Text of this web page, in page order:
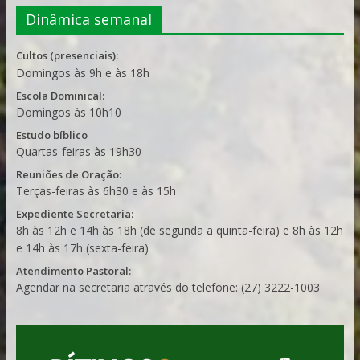
Dinâmica semanal
Cultos (presenciais):
Domingos às 9h e às 18h
Escola Dominical:
Domingos às 10h10
Estudo bíblico
Quartas-feiras às 19h30
Reuniões de Oração:
Terças-feiras às 6h30 e às 15h
Expediente Secretaria:
8h às 12h e 14h às 18h (de segunda a quinta-feira) e 8h às 12h
e 14h às 17h (sexta-feira)
Atendimento Pastoral:
Agendar na secretaria através do telefone: (27) 3222-1003